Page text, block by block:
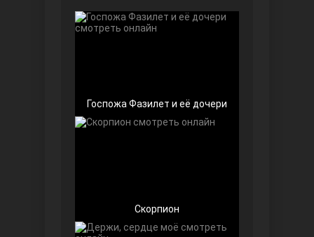
Чёрно-белая любовь
Госпожа Фазилет и её дочери
Скорпион